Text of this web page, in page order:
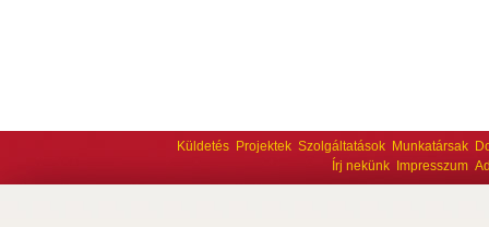
Küldetés Projektek Szolgáltatások Munkatársak
Írj nekünk
Impresszum